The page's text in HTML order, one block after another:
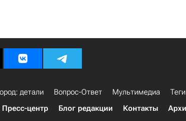
детали Вопрос-Ответ Мультимедиа
Теги
Пресс-центр Блог редакции Контакты